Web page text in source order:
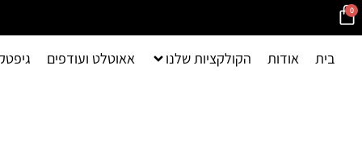
0
בית אודות הקולקציות שלנו אאוטלט ועודפים